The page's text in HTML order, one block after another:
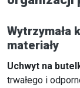
Wytrzymała
materiały
Uchwyt na
trwałego i